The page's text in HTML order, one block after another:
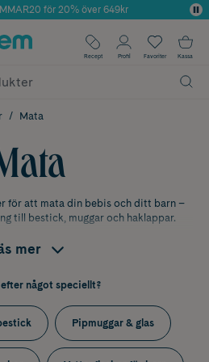
2025 inom Skönhet
för 20% över 649kr
✓ Fri frakt
på alla köp*
Recept Profil Favoriter Kassa
Mata
för att mata din bebis och ditt barn –
till bestick, muggar och haklappar.
efter ålder
amning
bröstmjölk eller
barnet behöver. Välj nappflaskor
mer
något speciellt?
Pipmuggar & glas